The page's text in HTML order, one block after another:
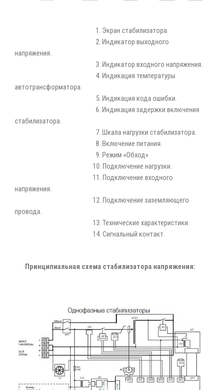
1. Экран стабилизатора.
2. Индикатор выходного
напряжения.
3. Индикатор входного напряжения.
4. Индикация температуры
автотрансформатора.
5. Индикация кода ошибки.
6. Индикация задержки включения
стабилизатора.
7. Шкала нагрузки стабилизатора.
8. Включение питания.
9. Режим «Обход»
10. Подключение нагрузки.
11. Подключение входного
напряжения.
12. Подключение заземляющего
провода.
13. Технические характеристики.
14. Сигнальный контакт.
Принципиальная схема стабилизатора напряжения: